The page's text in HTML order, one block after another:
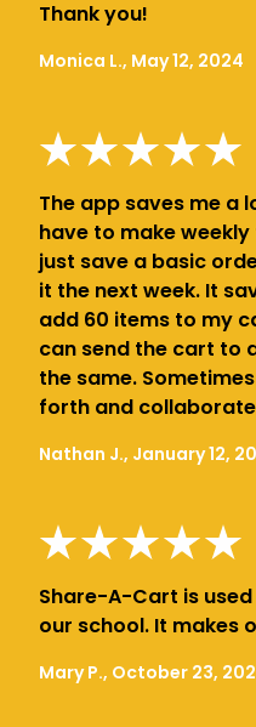
Thank you!
Monica L., May 12, 2024
The app saves me a
have to make
just save a basic
it the next week. It
add 60 items to my
can send the cart to
the same.
forth and
Nathan J., January 12,
Share-A-Cart is
our school. It makes
Mary P., October 23,